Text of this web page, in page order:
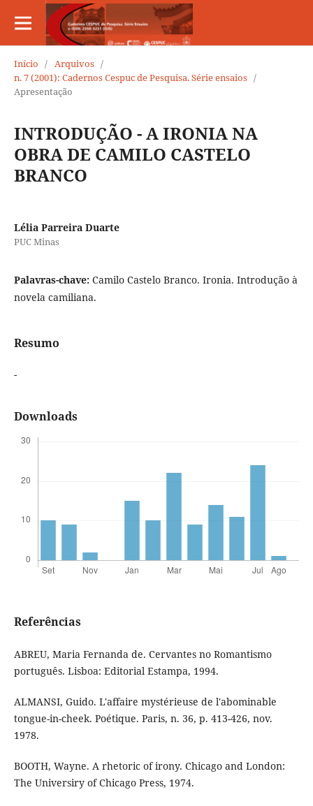
Início / Arquivos /
n. 7 (2001): Cadernos Cespuc de Pesquisa. Série ensaios /
Apresentação
INTRODUÇÃO - A IRONIA NA
OBRA DE CAMILO CASTELO
BRANCO
Lélia Parreira Duarte
PUC Minas
Palavras-chave: Camilo Castelo Branco. Ironia. Introdução à
novela camiliana.
Resumo
-
Downloads
Referências
ABREU, Maria Fernanda de. Cervantes no Romantismo
português. Lisboa: Editorial Estampa, 1994.
ALMANSI, Guido. L'affaire mystérieuse de l'abominable
tongue-in-cheek. Poétique. Paris, n. 36, p. 413-426, nov.
1978.
BOOTH, Wayne. A rhetoric of irony. Chicago and London:
The Universiry of Chica­go Press, 1974.